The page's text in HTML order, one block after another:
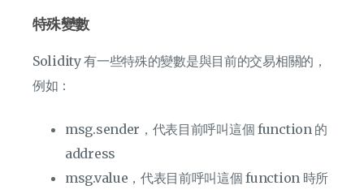
特殊變數
Solidity 有一些特殊的變數是與目前的交易相關的，
例如：
msg.sender，代表目前呼叫這個 function 的
address
msg.value，代表目前呼叫這個 function 時所